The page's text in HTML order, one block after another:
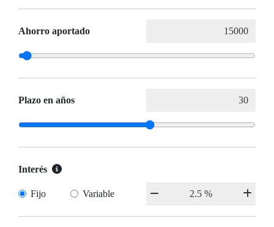
Ahorro aportado
Plazo en años
Interés
Fijo Variable